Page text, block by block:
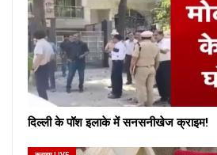
दिल्ली के पॉश इलाके में सनसनीखेज क्राइम!